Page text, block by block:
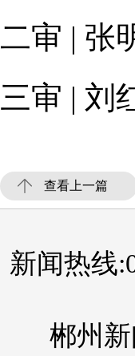
二审 | 张
三审 | 刘
查看上一篇
新闻热线
郴州